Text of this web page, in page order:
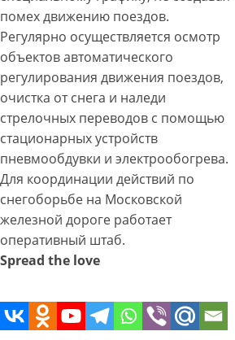
помех движению поездов.
Регулярно осуществляется осмотр
объектов автоматического
регулирования движения поездов,
очистка от снега и наледи
стрелочных переводов с помощью
стационарных устройств
пневмообдувки и электрообогрева.
Для координации действий по
снегоборьбе на Московской
железной дороге работает
оперативный штаб.
Spread the love